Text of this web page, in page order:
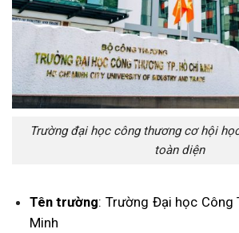
Trường đại học công thương cơ hội
toàn diện
Tên trường: Trường Đại học Công
Minh